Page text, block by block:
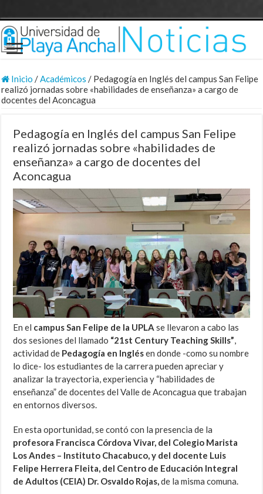
Inicio /Académicos / Pedagogía en Inglés del campus San Felipe
realizó jornadas sobre «habilidades de enseñanza» a cargo de
docentes del Aconcagua
Pedagogía en Inglés del campus San Felipe
realizó jornadas sobre «habilidades de
enseñanza» a cargo de docentes del
Aconcagua
En el campus San Felipe de la UPLA se llevaron a cabo las
dos sesiones del llamado “21st Century Teaching Skills”,
actividad de Pedagogía en Inglésen donde -como su nombre
lo dice- los estudiantes de la carrera pueden apreciar y
analizar la trayectoria, experiencia y “habilidades de
enseñanza” de docentes del Valle de Aconcagua que trabajan
en entornos diversos.
En esta oportunidad, se contó con la presencia de la
profesora Francisca Córdova Vivar, del Colegio Marista
Los Andes – Instituto Chacabuco, y del docente Luis
Felipe Herrera Fleita, del Centro de Educación Integral
de Adultos (CEIA) Dr. Osvaldo Rojas,de la misma comuna.